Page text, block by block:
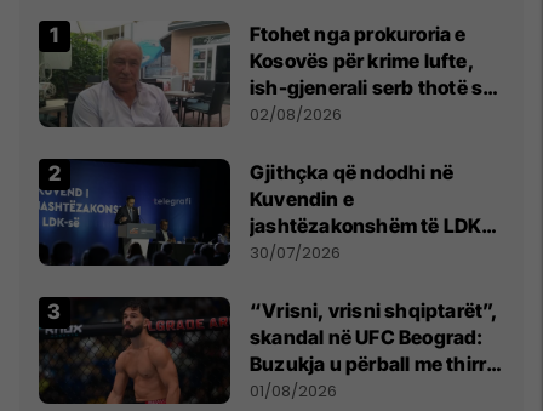
Ftohet nga prokuroria e
Kosovës për krime lufte,
ish-gjenerali serb thotë se
dikush e tradhtoi në
02/08/2026
Gjithçka që ndodhi në
Kuvendin e
jashtëzakonshëm të LDK-
së
30/07/2026
“Vrisni, vrisni shqiptarët”,
skandal në UFC Beograd:
Buzukja u përball me thirrje
anti-shqiptare nga
01/08/2026